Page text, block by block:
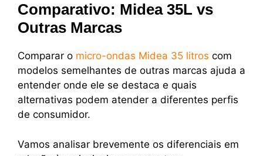
Comparativo: Midea 35L vs
Outras Marcas
Comparar o micro-ondas Midea 35 litros com
modelos semelhantes de outras marcas ajuda a
entender onde ele se destaca e quais
alternativas podem atender a diferentes perfis
de consumidor.
Vamos analisar brevemente os diferenciais em